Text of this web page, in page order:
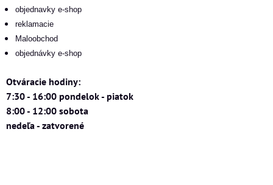
objednavky e-shop
reklamacie
Maloobchod
objednávky e-shop
Otváracie hodiny:
7:30 - 16:00 pondelok - piatok
8:00 - 12:00 sobota
nedeľa - zatvorené